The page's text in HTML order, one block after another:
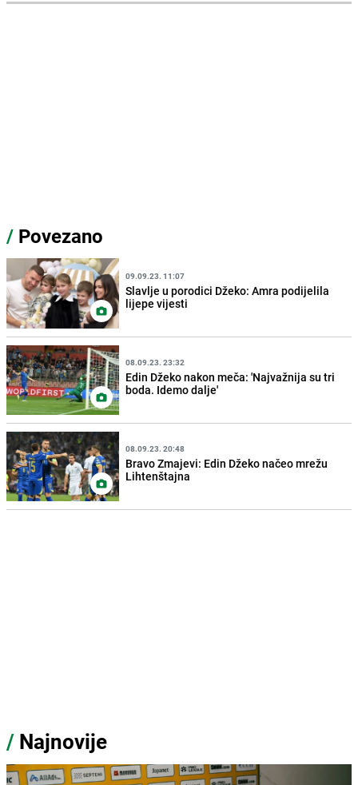
/ Povezano
09.09.23. 11:07
Slavlje u porodici Džeko: Amra podijelila
lijepe vijesti
08.09.23. 23:32
Edin Džeko nakon meča: 'Najvažnija su tri
boda. Idemo dalje'
08.09.23. 20:48
Bravo Zmajevi: Edin Džeko načeo mrežu
Lihtenštajna
/ Najnovije